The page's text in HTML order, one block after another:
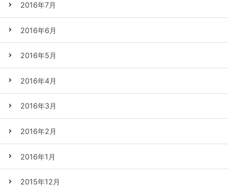
2016年7月
2016年6月
2016年5月
2016年4月
2016年3月
2016年2月
2016年1月
2015年12月